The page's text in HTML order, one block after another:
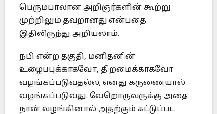
பெரும்பாலான அறிஞர்களின் கூற்று
முற்றிலும் தவறானது என்பதை
இதிலிருந்து அறியலாம்.
நபி என்ற தகுதி, மனிதனின்
உழைப்புக்காகவோ, திறமைக்காகவோ
வழங்கப்படுவதல்ல; எனது கருணையால்
வழங்கப்படுவது. வேறொருவருக்கு அதை
நான் வழங்கினால் அதற்கும் கட்டுப்பட